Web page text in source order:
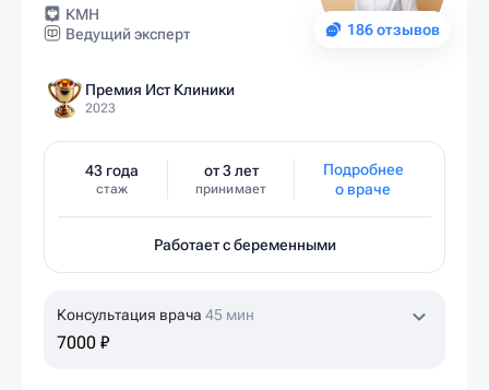
186 отзывов
КМН
Ведущий эксперт
Премия Ист Клиники
2023
43 года
стаж
от 3 лет
принимает
Подробнее
о враче
Работает с беременными
Консультация врача 45 мин
7000 ₽